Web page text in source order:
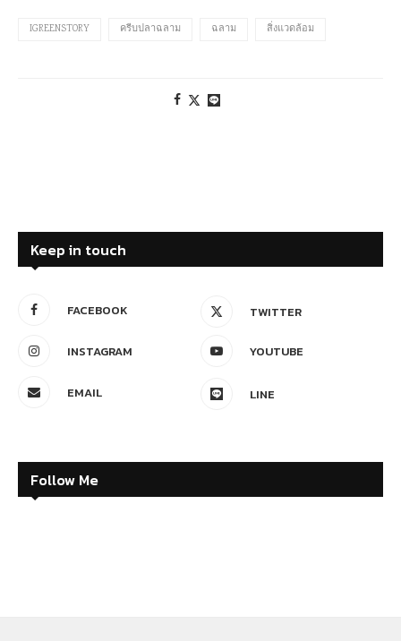
IGREENSTORY ครีบปลาฉลาม ฉลาม สิ่งแวดล้อม
Keep in touch
FACEBOOK TWITTER
INSTAGRAM YOUTUBE
EMAIL LINE
Follow Me